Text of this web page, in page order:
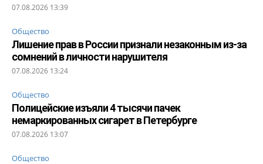
07.08.2026 13:39
Общество
Лишение прав в России признали незаконным из-за
сомнений в личности нарушителя
07.08.2026 13:24
Общество
Полицейские изъяли 4 тысячи пачек
немаркированных сигарет в Петербурге
07.08.2026 13:07
Общество